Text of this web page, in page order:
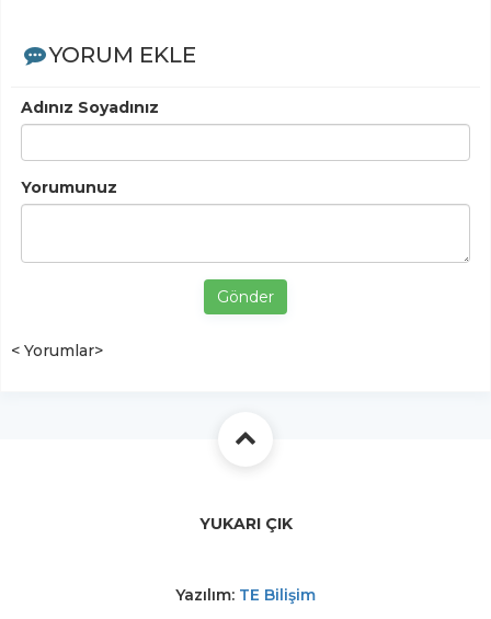
YORUM EKLE
Adınız Soyadınız
Yorumunuz
Gönder
< Yorumlar>
YUKARI ÇIK
Yazılım: TE Bilişim